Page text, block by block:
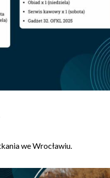
we Wrocławiu.